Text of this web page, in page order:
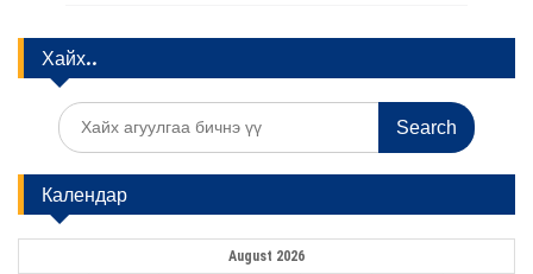
Хайх..
S
e
r
c
h
f
Календар
August 2026